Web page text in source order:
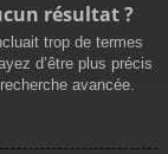
résultat ?
trop de termes
d’être plus précis
avancée.